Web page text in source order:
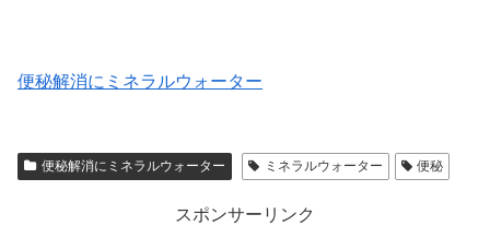
便秘解消にミネラルウォーター
便秘解消にミネラルウォーター ミネラルウォーター 便秘
スポンサーリンク